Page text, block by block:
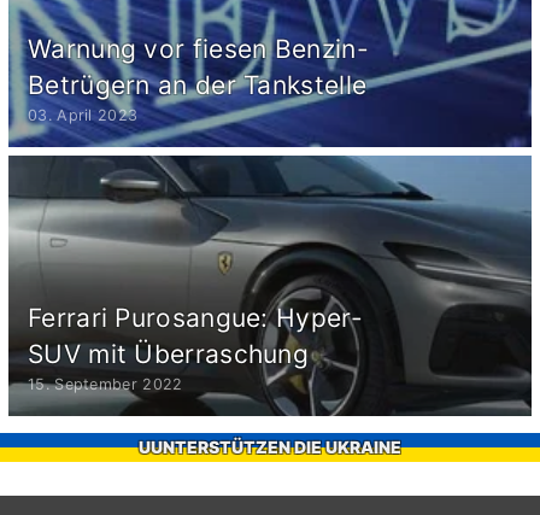
Warnung vor fiesen Benzin-
Betrügern an der Tankstelle
03. April 2023
Ferrari Purosangue: Hyper-
SUV mit Überraschung
15. September 2022
UUNTERSTÜTZEN DIE UKRAINE